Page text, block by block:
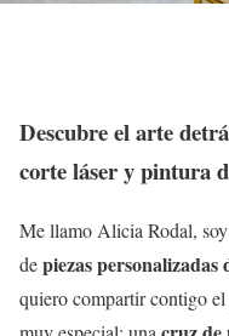
Descubre el arte
corte láser y pintura
Me llamo Alicia Rodal,
depiezas personalizadas
quiero compartir contigo